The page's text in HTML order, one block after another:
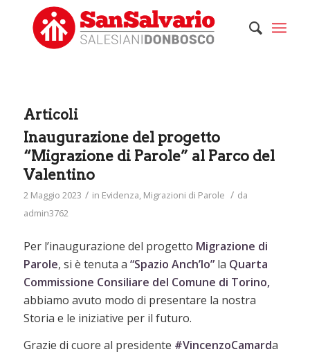
Articoli
Inaugurazione del progetto
“Migrazione di Parole” al Parco del
Valentino
2 Maggio 2023 / in Evidenza, Migrazioni di Parole / da
admin3762
Per l’inaugurazione del progetto Migrazione di
Parole, si è tenuta a “Spazio Anch’Io”la Quarta
Commissione Consiliare del Comune di Torino,
abbiamo avuto modo di presentare la nostra
Storia e le iniziative per il futuro.
Grazie di cuore al presidente #VincenzoCamarda